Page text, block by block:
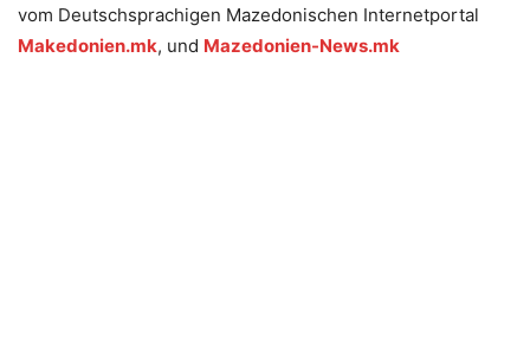
vom Deutschsprachigen Mazedonischen Internetportal
Makedonien.mk, und Mazedonien-News.mk